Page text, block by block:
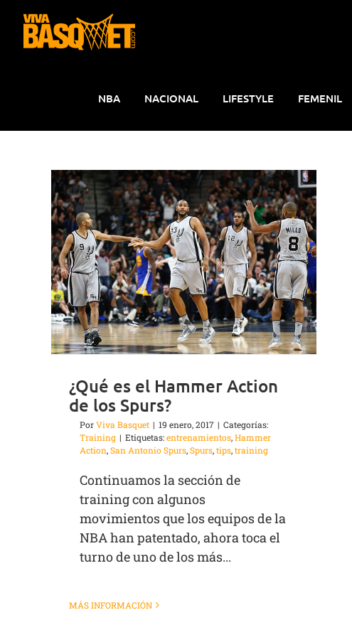
contenido
NBA NACIONAL LIFESTYLE FEMENIL
¿Qué es el Hammer Action
de los Spurs?
PorViva Basquet | 19 enero, 2017 | Categorías:
Training | Etiquetas:entrenamientos,Hammer
Action,San Antonio Spurs,Spurs,tips,training
Continuamos la sección de
training con algunos
movimientos que los equipos de la
NBA han patentado, ahora toca el
turno de uno de los más...
MÁS INFORMACIÓN